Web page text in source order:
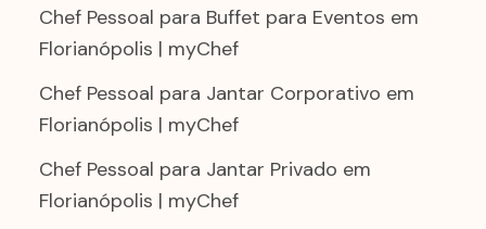
Chef Pessoal para Buffet para Eventos em
Florianópolis | myChef
Chef Pessoal para Jantar Corporativo em
Florianópolis | myChef
Chef Pessoal para Jantar Privado em
Florianópolis | myChef